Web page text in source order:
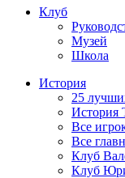
Клуб
Музей
Школа
История
25
История
Все
Все
Клуб
Клуб